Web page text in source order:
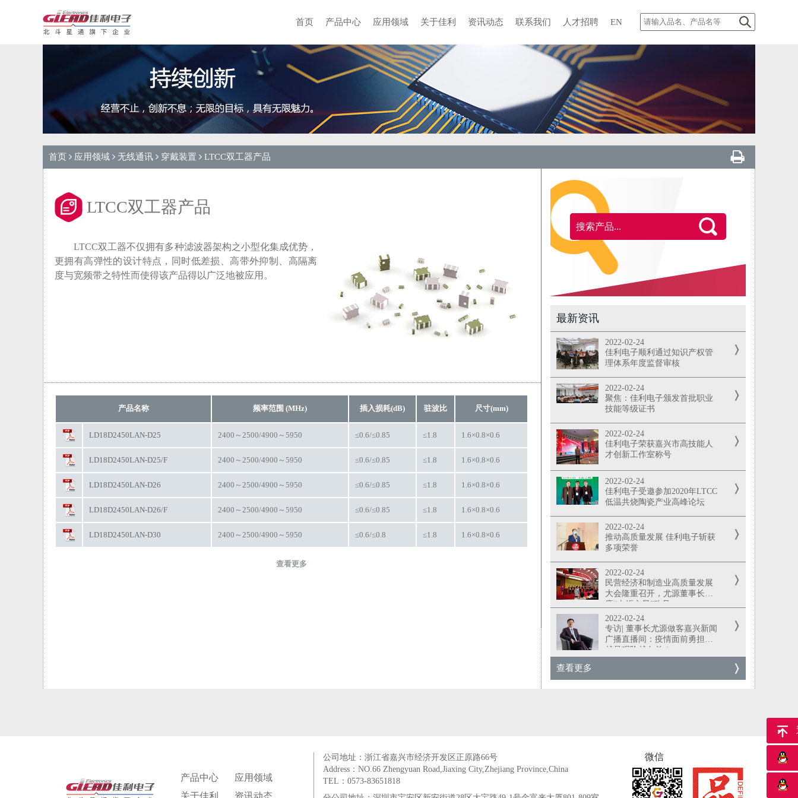
首页 产品中心 应用领域 关于佳利 资讯动态 联系我们 人才招聘 EN
首页 应用领域 无线通讯 穿戴装置 LTCC双工器产品
LTCC双工器产品
LTCC双工器不仅拥有多种滤波器架构之小型化集成优势，
更拥有高弹性的设计特点，同时低差损、高带外抑制、高隔离
度与宽频带之特性而使得该产品得以广泛地被应用。
产品名称 频率范围 (MHz) 插入损耗(dB) 驻波比 尺寸(mm)
LD18D2450LAN-D25 2400～2500/4900～5950 ≤0.6/≤0.85 ≤1.8 1.6×0.8×0.6
LD18D2450LAN-D25/F 2400～2500/4900～5950 ≤0.6/≤0.85 ≤1.8 1.6×0.8×0.6
LD18D2450LAN-D26 2400～2500/4900～5950 ≤0.6/≤0.85 ≤1.8 1.6×0.8×0.6
LD18D2450LAN-D26/F 2400～2500/4900～5950 ≤0.6/≤0.85 ≤1.8 1.6×0.8×0.6
LD18D2450LAN-D30 2400～2500/4900～5950 ≤0.6/≤0.8 ≤1.8 1.6×0.8×0.6
查看更多
最新资讯
2022-02-24
佳利电子顺利通过知识产权管
理体系年度监督审核
2022-02-24
聚焦：佳利电子颁发首批职业
技能等级证书
2022-02-24
佳利电子荣获嘉兴市高技能人
才创新工作室称号
2022-02-24
佳利电子受邀参加2020年LTCC
低温共烧陶瓷产业高峰论坛
2022-02-24
推动高质量发展 佳利电子斩获
多项荣誉
2022-02-24
民营经济和制造业高质量发展
大会隆重召开，尤源董事长荣
膺“火炬之星”称号
2022-02-24
专访| 董事长尤源做客嘉兴新闻
广播直播间：疫情面前勇担当
越是艰险越向前！
查看更多
产品中心
应用领域
关于佳利
资讯动态
公司地址：浙江省嘉兴市经济开发区正原路66号
Address：NO.66 Zhengyuan Road,Jiaxing City,Zhejiang Province,China
TEL：0573-83651818
微信